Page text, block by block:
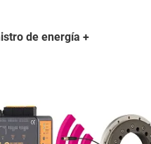
de energía +